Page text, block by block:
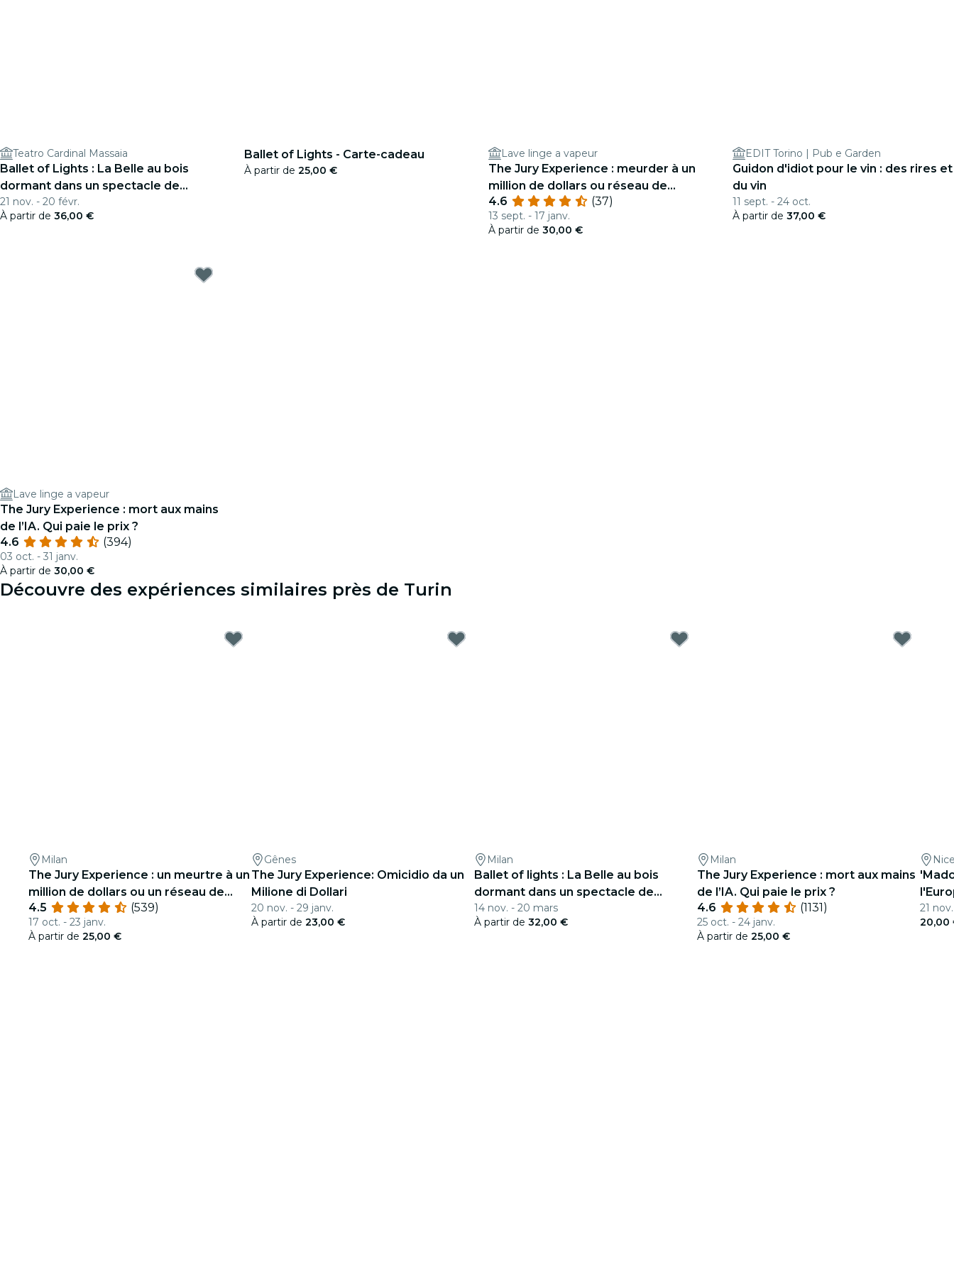
Teatro Cardinal Massaia
Ballet of Lights : La Belle au bois
dormant dans un spectacle de
lumière captivant
21 nov. - 20 févr.
À partir de 36,00 €
Ballet of Lights - Carte-cadeau
À partir de 25,00 €
Lave linge a vapeur
The Jury Experience : meurder à un
million de dollars ou réseau de
mensonges ?
4.6 (37)
13 sept. - 17 janv.
À partir de 30,00 €
EDIT Torino | Pub e Garden
Guidon d'idiot pour le vin : des rires et
du vin
11 sept. - 24 oct.
À partir de 37,00 €
Lave linge a vapeur
The Jury Experience : mort aux mains
de l’IA. Qui paie le prix ?
4.6
(394)
03 oct. - 31 janv.
À partir de 30,00 €
Découvre des expériences similaires près de Turin
Milan
The Jury Experience : un meurtre à un
million de dollars ou un réseau de
mensonges ?
4.5 (539)
17 oct. - 23 janv.
À partir de 25,00 €
Gênes
The Jury Experience: Omicidio da un
Milione di Dollari
20 nov. - 29 janv.
À partir de 23,00 €
Milan
Ballet of lights : La Belle au bois
dormant dans un spectacle de
lumière fascinant
14 nov. - 20 mars
À partir de 32,00 €
Milan
The Jury Experience : mort aux mains
de l’IA. Qui paie le prix ?
4.6
(1131)
25 oct. - 24 janv.
À partir de 25,00 €
21 nov.
20,00